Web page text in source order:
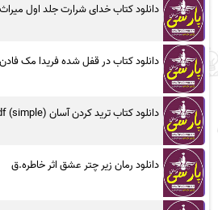
دانلود کتاب خدای شرارت جلد اول
دانلود کتاب در قفل شده فریدا مک فادن
دانلود کتاب ترید کردن آسان (simple) pdf
دانلود رمان زیر چتر عشق اثر خاطره.ق